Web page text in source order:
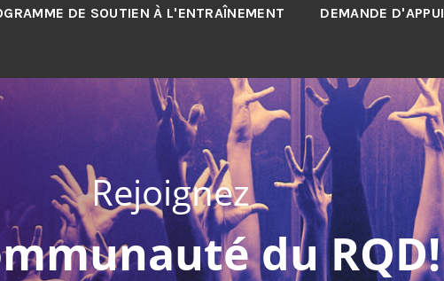
DE SOUTIEN À L'ENTRAÎNEMENT DEMANDE D'APPUI
Rejoignez
du RQD!